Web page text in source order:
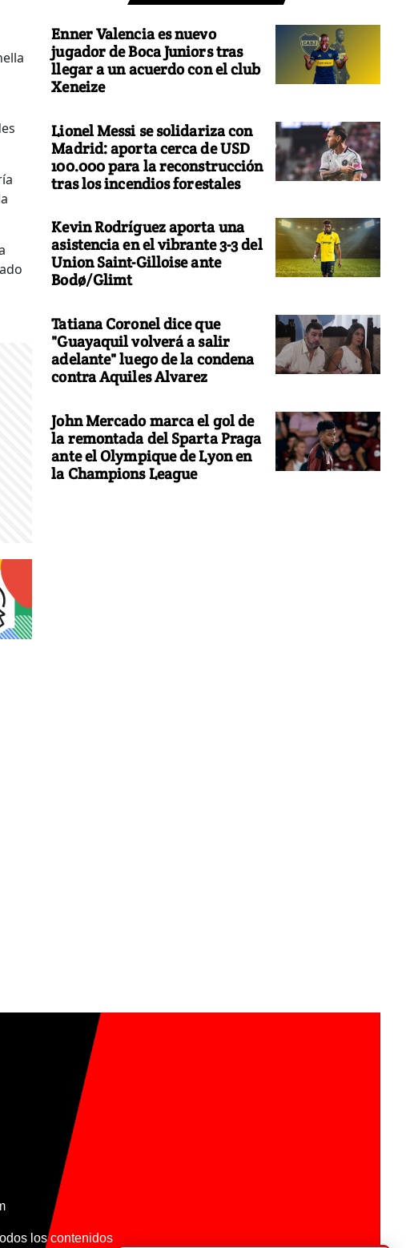
Enner Valencia es nuevo
jugador de Boca Juniors tras
llegar a un acuerdo con el club
Xeneize
Lionel Messi se solidariza con
Madrid: aporta cerca de USD
100.000 para la reconstrucción
tras los incendios forestales
Kevin Rodríguez aporta una
asistencia en el vibrante 3-3 del
Union Saint-Gilloise ante
Bodø/Glimt
Tatiana Coronel dice que
"Guayaquil volverá a salir
adelante" luego de la condena
contra Aquiles Alvarez
John Mercado marca el gol de
la remontada del Sparta Praga
ante el Olympique de Lyon en
la Champions League
los contenidos